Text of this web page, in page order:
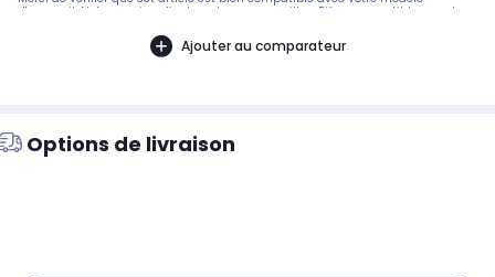
d'appareil. Notre service client peut vous conseiller. .Pièce compatible avec les
FR495070/87A, FR495070/87B, FR491870/87A, FR495870/87A
Ajouter au comparateur
Options de livraison